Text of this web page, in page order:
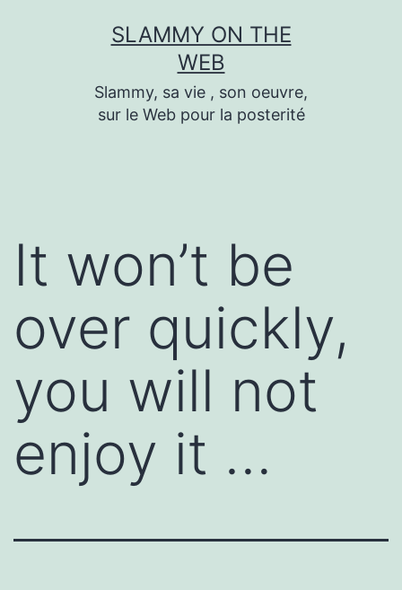
SLAMMY ON THE
WEB
Slammy, sa vie , son oeuvre,
sur le Web pour la posterité
It won’t be
over quickly,
you will not
enjoy it …